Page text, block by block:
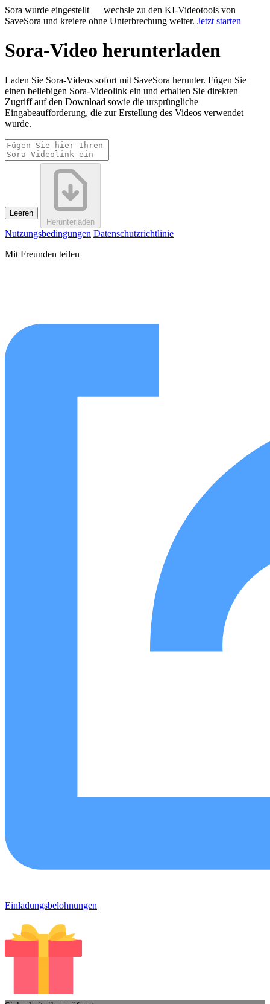
Sora wurde eingestellt — wechsle zu den KI-Videotools von
SaveSora und kreiere ohne Unterbrechung weiter. Jetzt starten
Sora-Video herunterladen
Laden Sie Sora-Videos sofort mit SaveSora herunter. Fügen Sie
einen beliebigen Sora-Videolink ein und erhalten Sie direkten
Zugriff auf den Download sowie die ursprüngliche
Eingabeaufforderung, die zur Erstellung des Videos verwendet
wurde.
Leeren
Herunterladen
Nutzungsbedingungen Datenschutzrichtlinie
Mit Freunden teilen
Einladungsbelohnungen